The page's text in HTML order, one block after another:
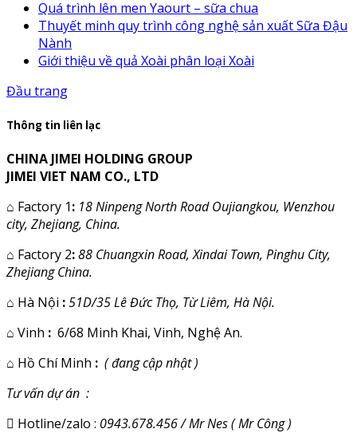
Quá trình lên men Yaourt – sữa chua
Thuyết minh quy trình công nghệ sản xuất Sữa Đậu
Nành
Giới thiệu về quả Xoài phân loại Xoài
Đầu trang
Thông tin liên lạc
CHINA JIMEI HOLDING GROUP
JIMEI VIET NAM CO., LTD
⌂ Factory 1: 18 Ninpeng North Road Oujiangkou, Wenzhou
city, Zhejiang, China.
⌂ Factory 2:88 Chuangxin Road, Xindai Town, Pinghu City,
Zhejiang China.
⌂ Hà Nội :51D/35 Lê Đức Thọ, Từ Liêm, Hà Nội.
⌂ Vinh : 6/68 Minh Khai, Vinh, Nghệ An.
⌂ Hồ Chí Minh : ( đang cập nhật )
Tư vấn dự án :
Hotline/zalo : 0943.678.456 / Mr Nes ( Mr Công )